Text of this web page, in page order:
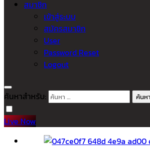
สมาชิก
เข้าสู่ระบบ
สมัครสมาชิก
User
Password Reset
Logout
ค้นหาสำหรับ:
Live Now